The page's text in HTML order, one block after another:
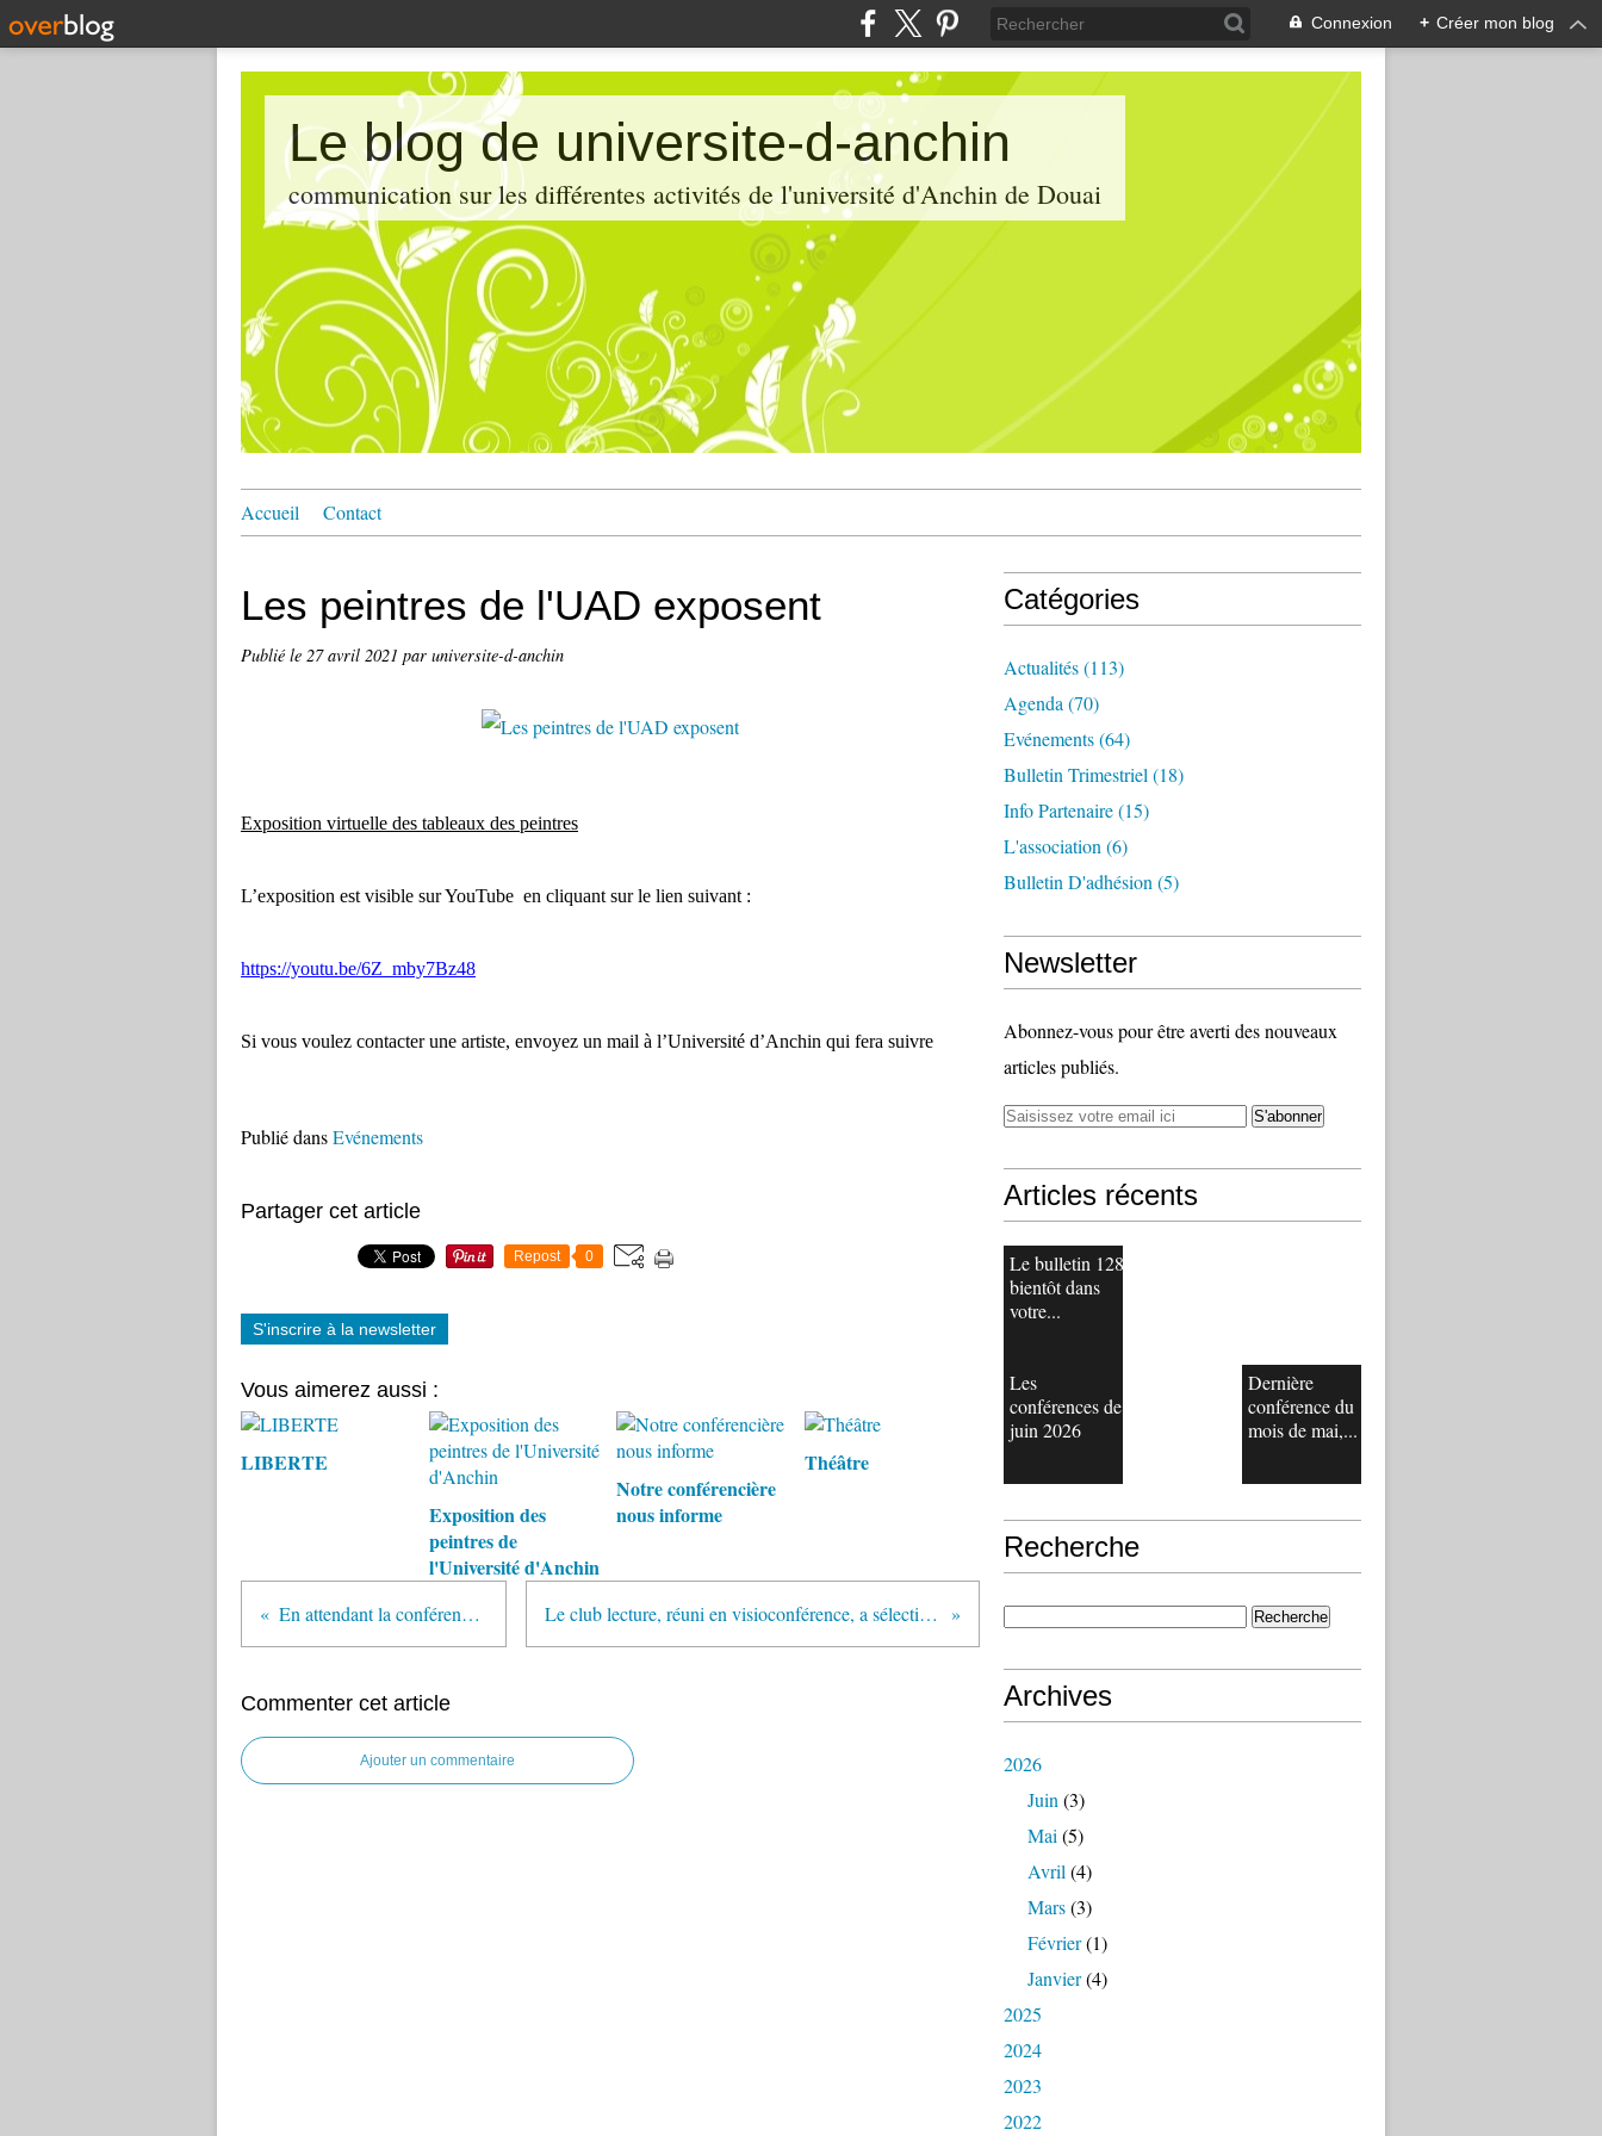
Connexion + Créer mon blog
Le blog de universite-d-anchin
communication sur les différentes activités de l'université d'Anchin de Douai
Accueil Contact
Les peintres de l'UAD exposent
Publié le 27 avril 2021 par universite-d-anchin
Exposition virtuelle des tableaux des peintres
L’exposition est visible sur YouTube en cliquant sur le lien suivant :
https://youtu.be/6Z_mby7Bz48
Si vous voulez contacter une artiste, envoyez un mail à l’Université d’Anchin qui fera suivre
Publié dansEvénements
Partager cet article
Repost 0
S'inscrire à la newsletter
Vous aimerez aussi :
LIBERTE
Exposition des
peintres de
l'Université d'Anchin
Notre conférencière
nous informe
Théâtre
En attendant la conférence sur James Baldwin Le club lecture, réuni en visioconférence, a sélectionné quelques ouvrages (avril 2021)
Commenter cet article
Ajouter un commentaire
Catégories
Actualités(113)
Agenda (70)
Evénements(64)
Bulletin Trimestriel (18)
Info Partenaire(15)
L'association (6)
Bulletin D'adhésion (5)
Newsletter
Abonnez-vous pour être averti des nouveaux
articles publiés.
Articles récents
Le bulletin 128
bientôt dans
votre...
Les
conférences de
juin 2026
Dernière
conférence du
mois de mai,...
Recherche
Archives
2026
Juin (3)
Mai (5)
Avril (4)
Mars(3)
Février(1)
Janvier(4)
2025
2024
2023
2022